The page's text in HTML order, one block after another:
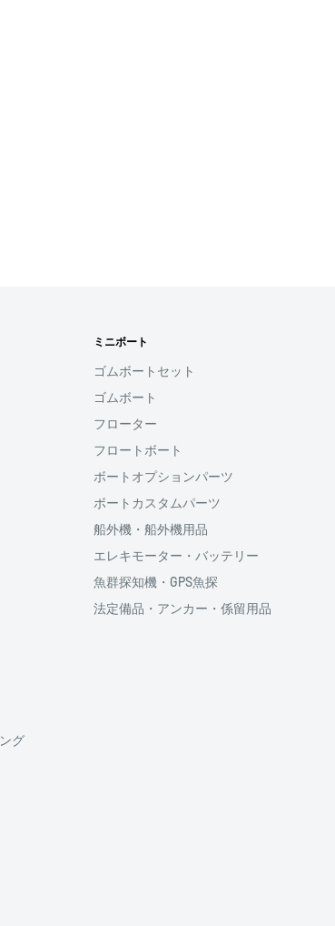
グ
ミニボート
ゴムボートセット
ゴムボート
フローター
フロートボート
ボートオプションパーツ
ボートカスタムパーツ
船外機・船外機用品
エレキモーター・バッテリー
魚群探知機・GPS魚探
法定備品・アンカー・係留用品